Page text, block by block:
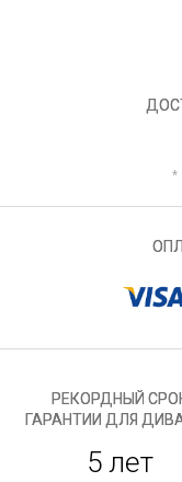
*
РЕКОРДНЫЙ
ГАРАНТИИ ДЛЯ
5 лет